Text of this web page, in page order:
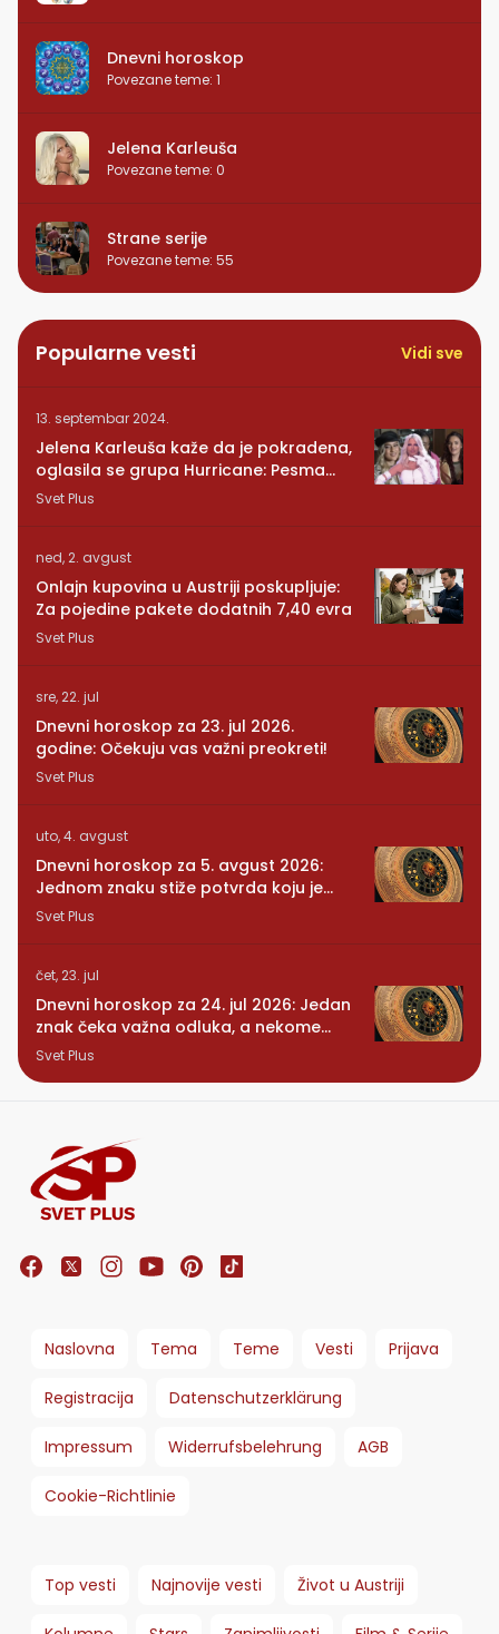
Dnevni horoskop
Povezane teme: 1
Jelena Karleuša
Povezane teme: 0
Strane serije
Povezane teme: 55
Popularne vesti Vidi sve
13. septembar 2024.
Jelena Karleuša kaže da je pokradena,
oglasila se grupa Hurricane: Pesma
RUNDE je naša!
Svet Plus
ned, 2. avgust
Onlajn kupovina u Austriji poskupljuje:
Za pojedine pakete dodatnih 7,40 evra
Svet Plus
sre, 22. jul
Dnevni horoskop za 23. jul 2026.
godine: Očekuju vas važni preokreti!
Svet Plus
uto, 4. avgust
Dnevni horoskop za 5. avgust 2026:
Jednom znaku stiže potvrda koju je
dugo čekao
Svet Plus
čet, 23. jul
Dnevni horoskop za 24. jul 2026: Jedan
znak čeka važna odluka, a nekome
stiže iznenađenje
Svet Plus
Naslovna Tema Teme Vesti Prijava
Registracija Datenschutzerklärung
Impressum Widerrufsbelehrung AGB
Cookie-Richtlinie
Top vesti Najnovije vesti Život u Austriji